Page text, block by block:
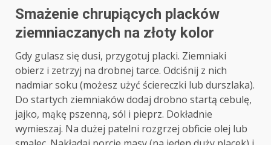
Smażenie chrupiących placków
ziemniaczanych na złoty kolor
Gdy gulasz się dusi, przygotuj placki. Ziemniaki
obierz i zetrzyj na drobnej tarce. Odciśnij z nich
nadmiar soku (możesz użyć ściereczki lub durszlaka).
Do startych ziemniaków dodaj drobno startą cebulę,
jajko, mąkę pszenną, sól i pieprz. Dokładnie
wymieszaj. Na dużej patelni rozgrzej obficie olej lub